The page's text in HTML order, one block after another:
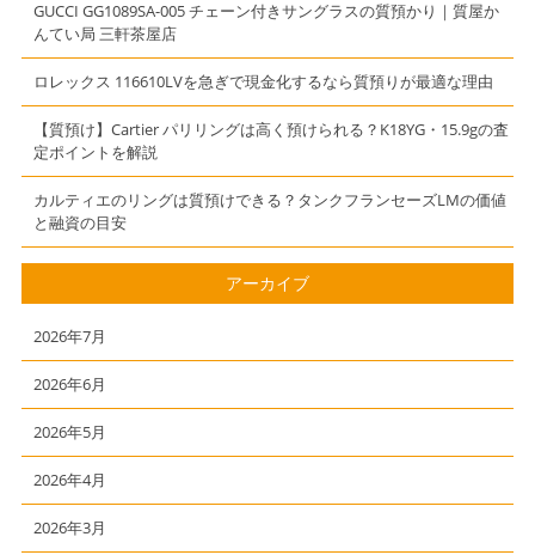
GUCCI GG1089SA-005 チェーン付きサングラスの質預かり｜質屋か
んてい局 三軒茶屋店
ロレックス 116610LVを急ぎで現金化するなら質預りが最適な理由
【質預け】Cartier パリリングは高く預けられる？K18YG・15.9gの査
定ポイントを解説
カルティエのリングは質預けできる？タンクフランセーズLMの価値
と融資の目安
アーカイブ
2026年7月
2026年6月
2026年5月
2026年4月
2026年3月